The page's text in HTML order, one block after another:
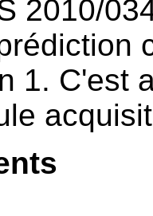
2010/
1. C'est